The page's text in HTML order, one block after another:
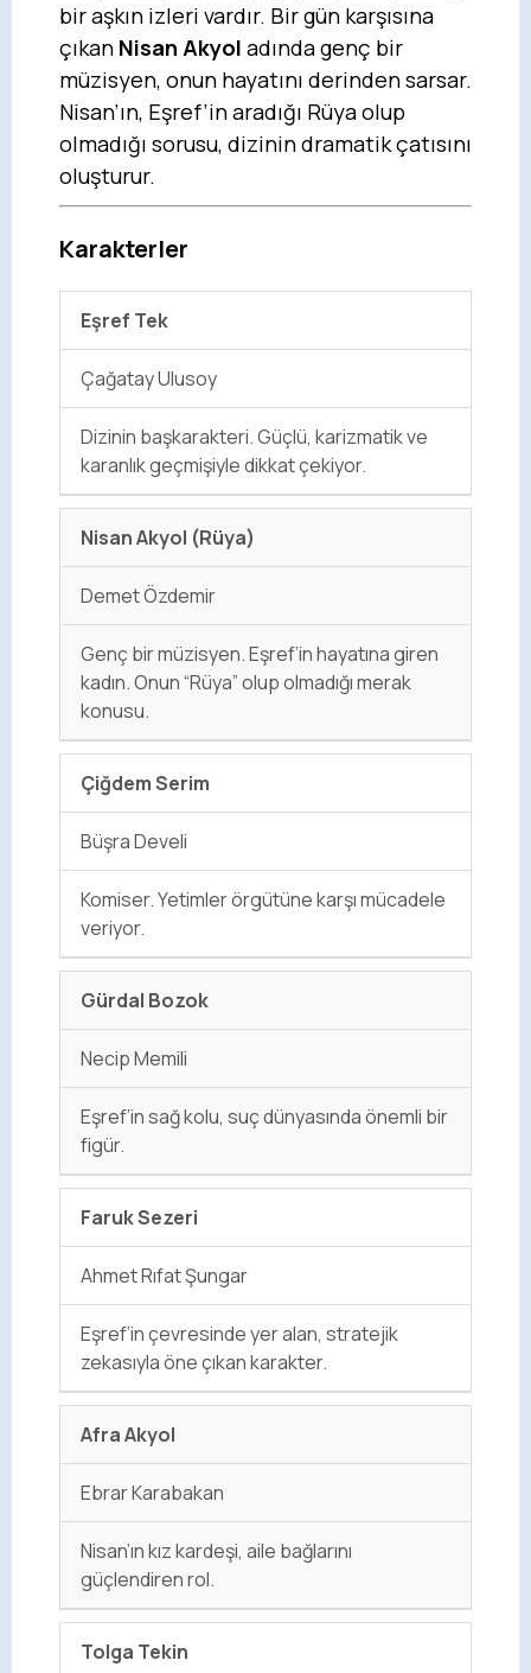
bir aşkın izleri vardır. Bir gün karşısına
çıkan Nisan Akyol adında genç bir
müzisyen, onun hayatını derinden sarsar.
Nisan’ın, Eşref’in aradığı Rüya olup
olmadığı sorusu, dizinin dramatik çatısını
oluşturur.
Karakterler
Eşref Tek
Çağatay Ulusoy
Dizinin başkarakteri. Güçlü, karizmatik ve
karanlık geçmişiyle dikkat çekiyor.
Nisan Akyol (Rüya)
Demet Özdemir
Genç bir müzisyen. Eşref’in hayatına giren
kadın. Onun “Rüya” olup olmadığı merak
konusu.
Çiğdem Serim
Büşra Develi
Komiser. Yetimler örgütüne karşı mücadele
veriyor.
Gürdal Bozok
Necip Memili
Eşref’in sağ kolu, suç dünyasında önemli bir
figür.
Faruk Sezeri
Ahmet Rıfat Şungar
Eşref’in çevresinde yer alan, stratejik
zekasıyla öne çıkan karakter.
Afra Akyol
Ebrar Karabakan
Nisan’ın kız kardeşi, aile bağlarını
güçlendiren rol.
Tolga Tekin